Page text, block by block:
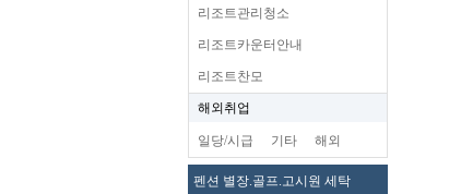
리조트관리청소
리조트카운터안내
리조트찬모
해외취업
일당/시급 기타 해외
펜션 별장.골프.고시원 세탁